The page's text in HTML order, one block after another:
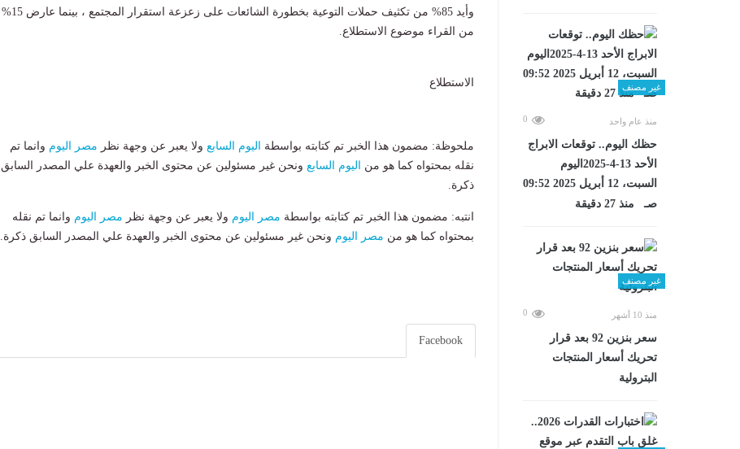
غير مصنف
منذ عام واحد 0
حظك اليوم.. توقعات الابراج
الأحد 13-4-2025اليوم
السبت، 12 أبريل 2025 09:52
صـ منذ 27 دقيقة
غير مصنف
منذ 10 أشهر 0
سعر بنزين 92 بعد قرار
تحريك أسعار المنتجات
البترولية
وأيد 85% من تكثيف حملات التوعية بخطورة الشائعات على زعزعة استقرار المجتمع ، بينما عارض 15%
من القراء موضوع الاستطلاع.
الاستطلاع
ملحوظة: مضمون هذا الخبر تم كتابته بواسطة اليوم السابع ولا يعبر عن وجهة نظر مصر اليوم وانما تم
نقله بمحتواه كما هو من
اليوم السابع ونحن غير مسئولين عن محتوى الخبر والعهدة علي المصدر السابق
ذكرة.
انتبه: مضمون هذا الخبر تم كتابته بواسطة مصر اليوم ولا يعبر عن وجهة نظر مصر اليوم وانما تم نقله
بمحتواه كما هو من مصر اليوم ونحن غير مسئولين عن محتوى الخبر والعهدة علي المصدر السابق ذكرة.
Facebook